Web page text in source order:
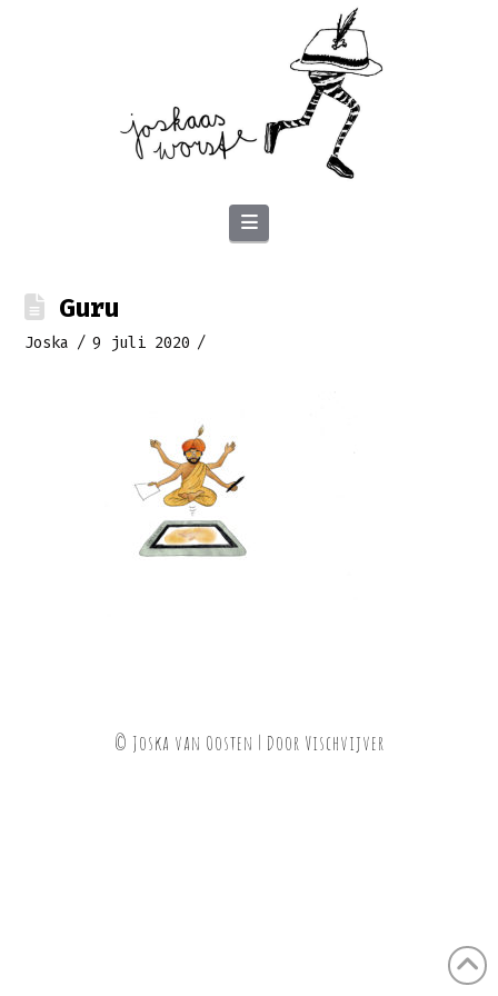
Navigation
Guru
Joska 9 juli 2020
© Joska van Oosten | Door Vischvijver